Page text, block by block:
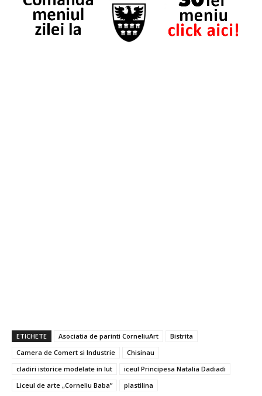
ETICHETE Asociatia de parinti CorneliuArt
Bistrita
Camera de Comert si Industrie
Chisinau
cladiri istorice modelate in lut
iceul Principesa Natalia Dadiadi
Liceul de arte „Corneliu Baba”
plastilina